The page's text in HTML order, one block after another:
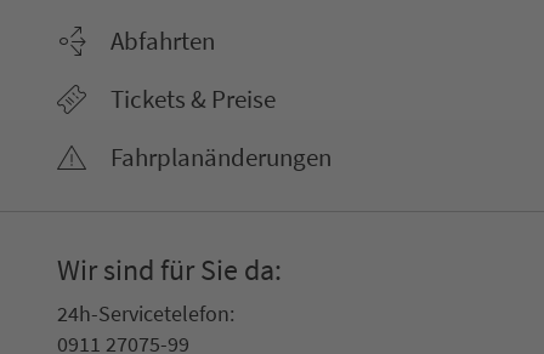
Abfahrten
Tickets & Preise
Fahr­plan­ände­rungen
Wir sind für Sie da:
24h-Ser­vice­te­le­fon:
0911 27075-99